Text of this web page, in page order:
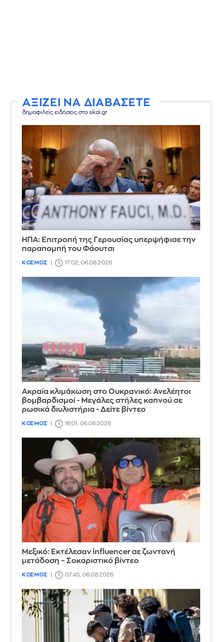
ΑΞΙΖΕΙ ΝΑ ΔΙΑΒΑΣΕΤΕ
δημοφιλείς ειδήσεις στο skai.gr
ΗΠΑ: Επιτροπή της Γερουσίας υπερψήφισε την
παραπομπή του Φάουτσι
ΚΟΣΜΟΣ 17:02, 06.08.2026
Ακραία κλιμάκωση στο Ουκρανικό: Ανελέητοι
βομβαρδισμοί - Μεγάλες στήλες καπνού σε
ρωσικά διυλιστήρια - Δείτε βίντεο
ΚΟΣΜΟΣ 16:01, 06.08.2026
Μεξικό: Εκτέλεσαν influencer σε ζωντανή
μετάδοση – Σοκαριστικό βίντεο
ΚΟΣΜΟΣ 07:45, 06.08.2026